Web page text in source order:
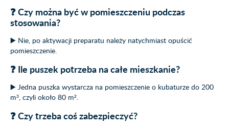
❓ Czy można być w pomieszczeniu podczas
stosowania?
▶️ Nie, po aktywacji preparatu należy natychmiast opuścić
pomieszczenie.
❓ Ile puszek potrzeba na całe mieszkanie?
▶️ Jedna puszka wystarcza na pomieszczenie o kubaturze do 200
m³, czyli około 80 m².
❓ Czy trzeba coś zabezpieczyć?